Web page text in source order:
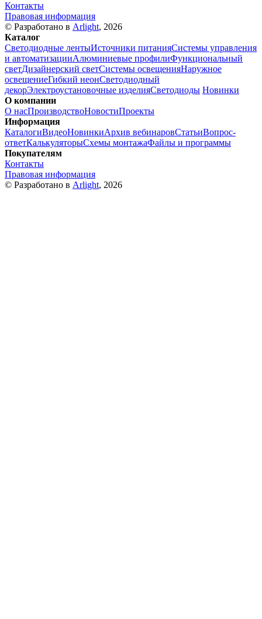
Контакты
Правовая информация
© Разработано в Arlight, 2026
Каталог
Светодиодные лентыИсточники питанияСистемы управления
и автоматизацииАлюминиевые профилиФункциональный
светДизайнерский светСистемы освещенияНаружное
освещениеГибкий неонСветодиодный
декорЭлектроустановочные изделияСветодиоды Новинки
О компании
О насПроизводствоНовостиПроекты
Информация
КаталогиВидеоНовинкиАрхив вебинаровСтатьиВопрос-
ответКалькуляторыСхемы монтажаФайлы и программы
Покупателям
Контакты
Правовая информация
© Разработано в Arlight, 2026